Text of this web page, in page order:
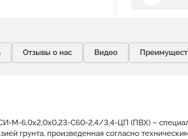
Отзывы о нас Видео
М-6,0х2,0х0,23-С60-2,4/3,4-ЦП (ПВХ) –
грунта, произведенная согласно